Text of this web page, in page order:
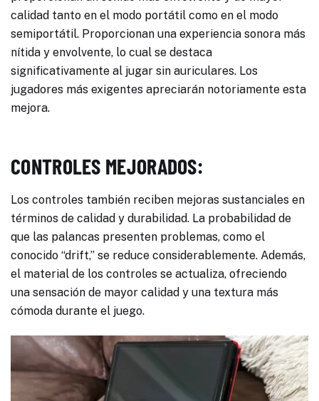
calidad tanto en el modo portátil como en el modo
semiportátil. Proporcionan una experiencia sonora más
nítida y envolvente, lo cual se destaca
significativamente al jugar sin auriculares. Los
jugadores más exigentes apreciarán notoriamente esta
mejora.
CONTROLES MEJORADOS:
Los controles también reciben mejoras sustanciales en
términos de calidad y durabilidad. La probabilidad de
que las palancas presenten problemas, como el
conocido “drift,” se reduce considerablemente. Además,
el material de los controles se actualiza, ofreciendo
una sensación de mayor calidad y una textura más
cómoda durante el juego.